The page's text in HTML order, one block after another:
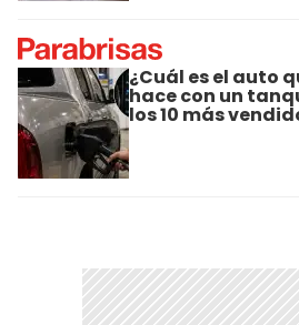
¿Cuál es el auto
hace con un
los 10 más